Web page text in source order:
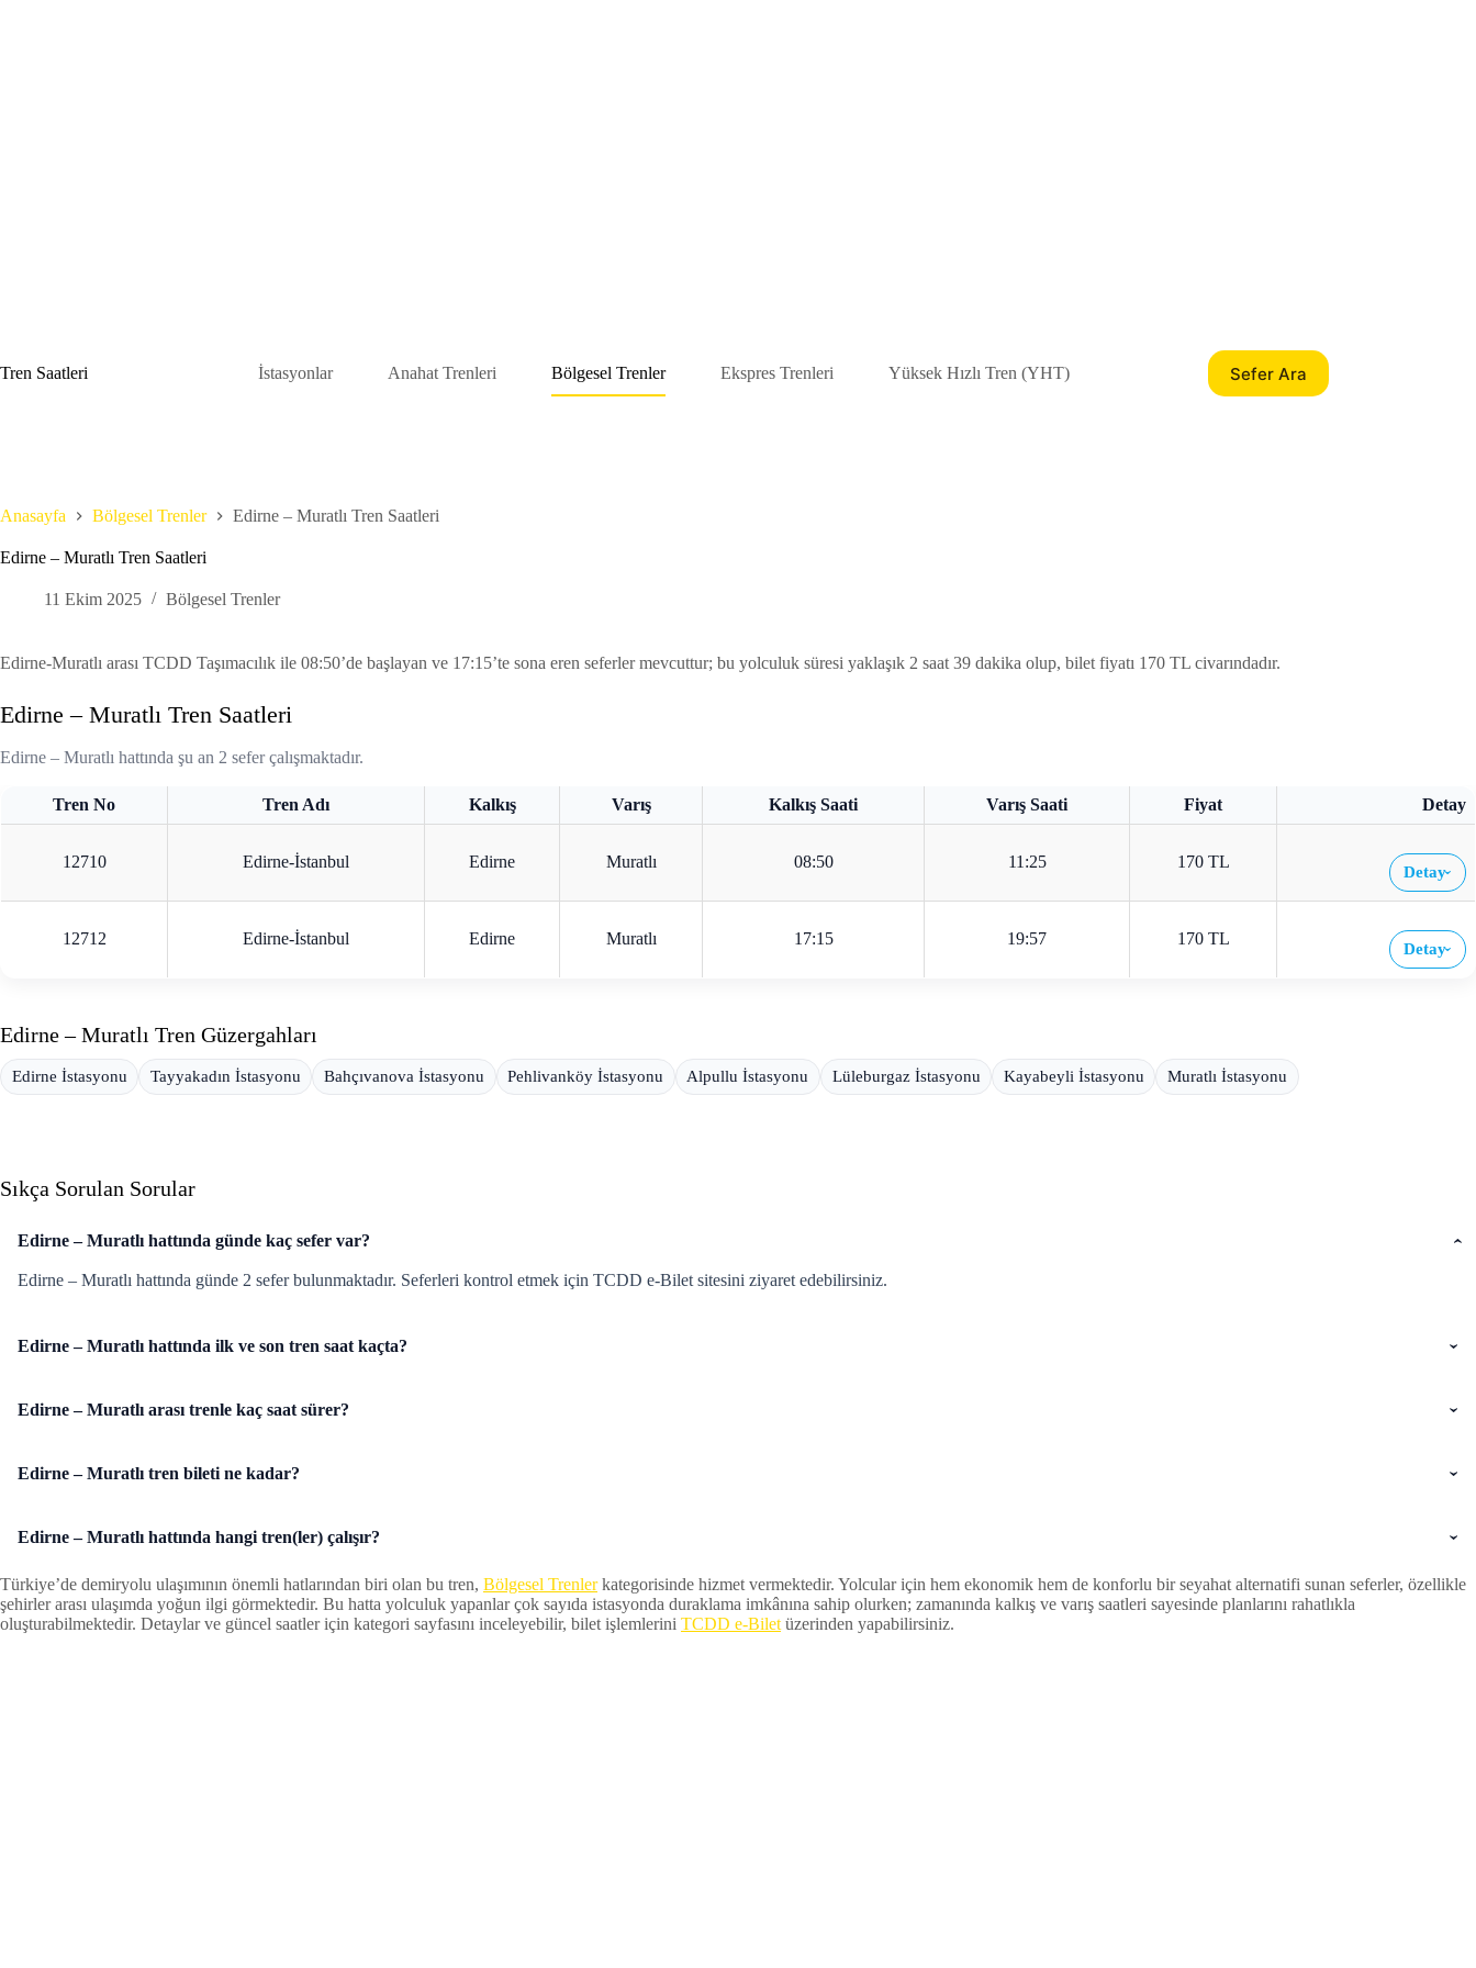
Tren Saatleri
İstasyonlar Anahat Trenleri Bölgesel Trenler Ekspres Trenleri Yüksek Hızlı Tren (YHT) Sefer Ara
Anasayfa Bölgesel Trenler Edirne – Muratlı Tren Saatleri
Edirne – Muratlı Tren Saatleri
11 Ekim 2025 Bölgesel Trenler
Edirne-Muratlı arası TCDD Taşımacılık ile 08:50’de başlayan ve 17:15’te sona eren seferler mevcuttur; bu yolculuk süresi yaklaşık 2 saat 39 dakika olup, bilet fiyatı 170 TL civarındadır.
Edirne – Muratlı Tren Saatleri
Edirne – Muratlı hattında şu an 2 sefer çalışmaktadır.
Tren No Tren Adı Kalkış Varış Kalkış Saati Varış Saati Fiyat Detay
12710 Edirne-İstanbul Edirne Muratlı 08:50 11:25 170 TL
Detay›
12712 Edirne-İstanbul Edirne Muratlı 17:15 19:57 170 TL
Detay›
Edirne – Muratlı Tren Güzergahları
Edirne İstasyonu Tayyakadın İstasyonu Bahçıvanova İstasyonu Pehlivanköy İstasyonu Alpullu İstasyonu Lüleburgaz İstasyonu Kayabeyli İstasyonu Muratlı İstasyonu
Sıkça Sorulan Sorular
Edirne – Muratlı hattında günde kaç sefer var?
Edirne – Muratlı hattında günde 2 sefer bulunmaktadır. Seferleri kontrol etmek için TCDD e-Bilet sitesini ziyaret edebilirsiniz.
Edirne – Muratlı hattında ilk ve son tren saat kaçta?
Edirne – Muratlı arası trenle kaç saat sürer?
Edirne – Muratlı tren bileti ne kadar?
Edirne – Muratlı hattında hangi tren(ler) çalışır?
Türkiye’de demiryolu ulaşımının önemli hatlarından biri olan bu tren, Bölgesel Trenlerkategorisinde hizmet vermektedir. Yolcular için hem ekonomik hem de konforlu bir seyahat alternatifi sunan seferler, özellikle
şehirler arası ulaşımda yoğun ilgi görmektedir. Bu hatta yolculuk yapanlar çok sayıda istasyonda duraklama imkânına sahip olurken; zamanında kalkış ve varış saatleri sayesinde planlarını rahatlıkla
oluşturabilmektedir. Detaylar ve güncel saatler için kategori sayfasını inceleyebilir, bilet işlemlerini TCDD e-Bilet üzerinden yapabilirsiniz.